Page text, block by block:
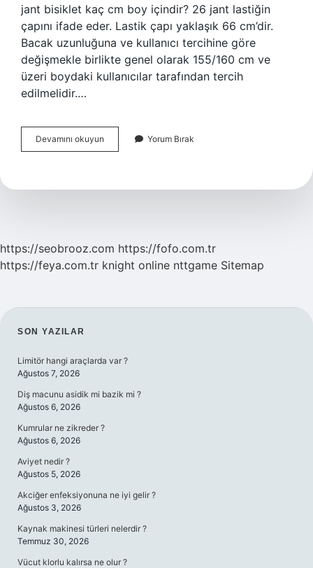
jant bisiklet kaç cm boy içindir? 26 jant lastiğin
çapını ifade eder. Lastik çapı yaklaşık 66 cm’dir.
Bacak uzunluğuna ve kullanıcı tercihine göre
değişmekle birlikte genel olarak 155/160 cm ve
üzeri boydaki kullanıcılar tarafından tercih
edilmelidir.…
Devamını okuyun
Boy
Jant
Yorum Bırak
https://seobrooz.com https://fofo.com.tr
https://feya.com.tr knight online nttgame Sitemap
SIDEBAR
SON YAZILAR
Limitör hangi araçlarda var ?
Ağustos 7, 2026
Diş macunu asidik mi bazik mi ?
Ağustos 6, 2026
Kumrular ne zikreder ?
Ağustos 6, 2026
Aviyet nedir ?
Ağustos 5, 2026
Akciğer enfeksiyonuna ne iyi gelir ?
Ağustos 3, 2026
Kaynak makinesi türleri nelerdir ?
Temmuz 30, 2026
Vücut klorlu kalırsa ne olur ?